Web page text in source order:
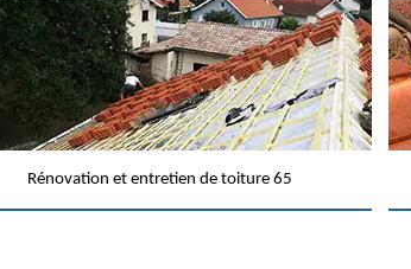
Rénovation et entretien de toiture 65